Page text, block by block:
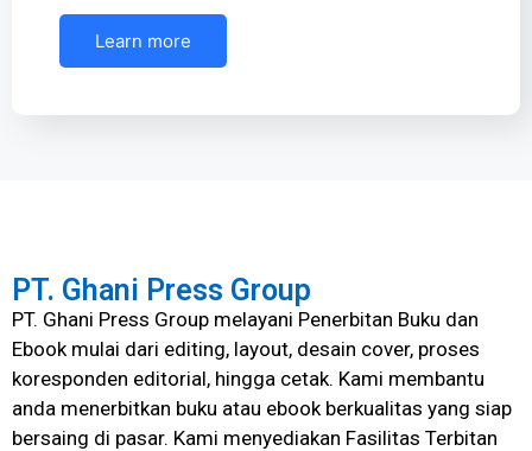
Learn more
PT. Ghani Press Group
PT. Ghani Press Group melayani Penerbitan Buku dan
Ebook mulai dari editing, layout, desain cover, proses
koresponden editorial, hingga cetak. Kami membantu
anda menerbitkan buku atau ebook berkualitas yang siap
bersaing di pasar. Kami menyediakan Fasilitas Terbitan